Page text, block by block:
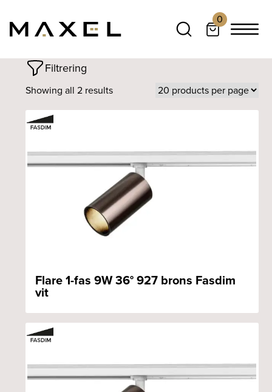
0
Filtrering
Showing all 2 results
Flare 1-fas 9W 36° 927 brons Fasdim
vit